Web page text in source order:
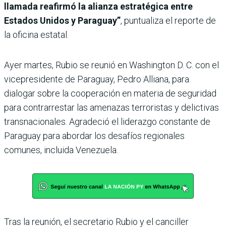
llamada reafirmó la alianza estratégica entre
Estados Unidos y Paraguay”, puntualiza el reporte de
la oficina estatal.
Ayer martes, Rubio se reunió en Washington D. C. con el
vicepresidente de Paraguay, Pedro Alliana, para
dialogar sobre la cooperación en materia de seguridad
para contrarrestar las amenazas terroristas y delictivas
transnacionales. Agradeció el liderazgo constante de
Paraguay para abordar los desafíos regionales
comunes, incluida Venezuela.
Tras la reunión, el secretario Rubio y el canciller